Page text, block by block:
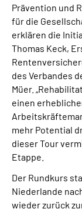
Prävention und
für die
erklären die
Thomas Keck,
des Verbandes
Müer.
einen
mehr Potential
dieser Tour
Etappe.
Der Rundkurs
Niederlande
wieder zurück